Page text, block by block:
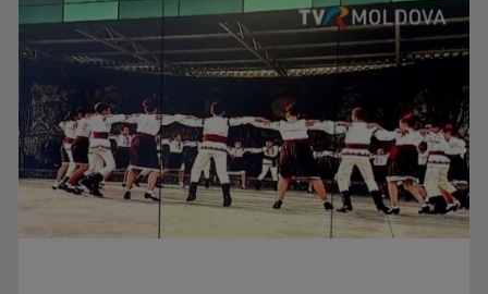
„Frații Jderi”, superproducția inspirată din opera lui Mihail
Sadoveanu, la ...